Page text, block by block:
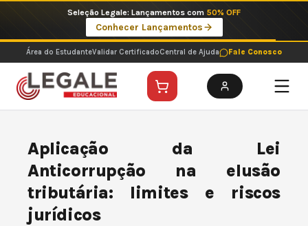
o
conteúdo
Imperdíveis no Pix: Pós Selecionadas a 199 reais no pix em parcela única
Ver ofertas
Área do EstudanteValidar CertificadoCentral de Ajuda Fale Conosco
Aplicação da Lei
Anticorrupção na elusão
tributária: limites e riscos
jurídicos